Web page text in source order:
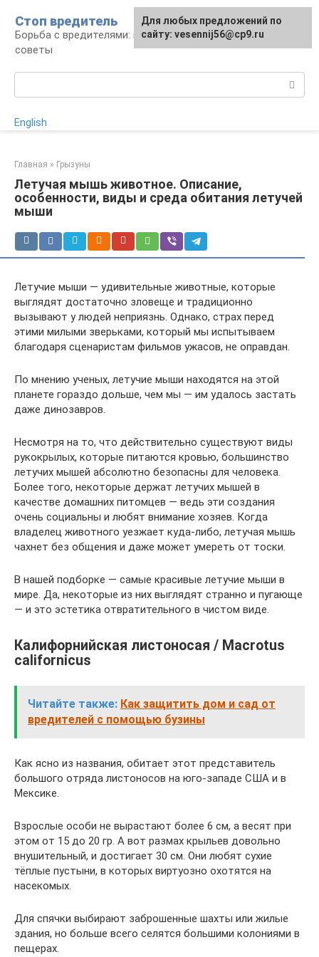
контенту
Стоп вредитель
Борьба с вредителями: правила, средства,
советы
English
Главная » Грызуны
Летучая мышь животное. Описание,
особенности, виды и среда обитания летучей
мыши
Летучие мыши — удивительные животные, которые
выглядят достаточно зловеще и традиционно
вызывают у людей неприязнь. Однако, страх перед
этими милыми зверьками, который мы испытываем
благодаря сценаристам фильмов ужасов, не оправдан.
По мнению ученых, летучие мыши находятся на этой
планете гораздо дольше, чем мы — им удалось застать
даже динозавров.
Несмотря на то, что действительно существуют виды
рукокрылых, которые питаются кровью, большинство
летучих мышей абсолютно безопасны для человека.
Более того, некоторые держат летучих мышей в
качестве домашних питомцев — ведь эти создания
очень социальны и любят внимание хозяев. Когда
владелец животного уезжает куда-либо, летучая мышь
чахнет без общения и даже может умереть от тоски.
В нашей подборке — самые красивые летучие мыши в
мире. Да, некоторые из них выглядят странно и пугающе
— и это эстетика отвратительного в чистом виде.
Калифорнийская листоносая / Macrotus
californicus
Читайте также: Как защитить дом и сад от
вредителей с помощью бузины
Как ясно из названия, обитает этот представитель
большого отряда листоносов на юго-западе США и в
Мексике.
Взрослые особи не вырастают более 6 см, а весят при
этом от 15 до 20 гр. А вот размах крыльев довольно
внушительный, и достигает 30 см. Они любят сухие
тёплые пустыни, в которых виртуозно охотятся на
насекомых.
Для спячки выбирают заброшенные шахты или жилые
здания, но больше всего селятся большими колониями в
пещерах.
Для любых предложений по
сайту: vesennij56@cp9.ru